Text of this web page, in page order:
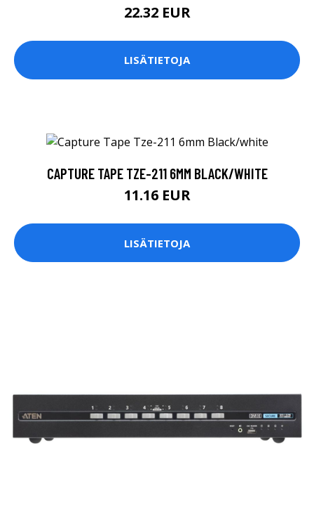
22.32 EUR
LISÄTIETOJA
CAPTURE TAPE TZE-211 6MM BLACK/WHITE
11.16 EUR
LISÄTIETOJA